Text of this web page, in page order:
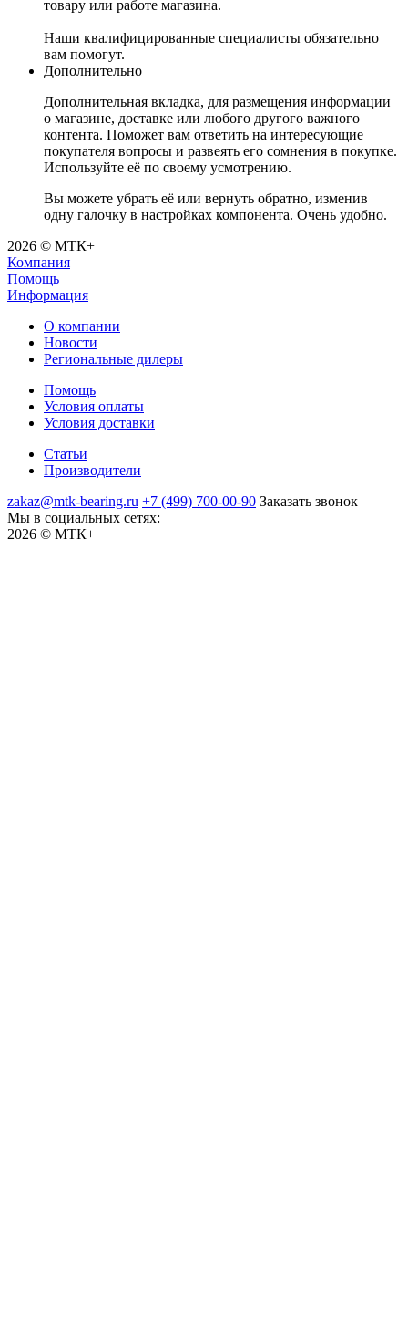
товару или работе магазина.
Наши квалифицированные специалисты обязательно
вам помогут.
Дополнительно
Дополнительная вкладка, для размещения информации
о магазине, доставке или любого другого важного
контента. Поможет вам ответить на интересующие
покупателя вопросы и развеять его сомнения в покупке.
Используйте её по своему усмотрению.
Вы можете убрать её или вернуть обратно, изменив
одну галочку в настройках компонента. Очень удобно.
2026 © МТК+
Компания
Помощь
Информация
О компании
Новости
Региональные дилеры
Помощь
Условия оплаты
Условия доставки
Статьи
Производители
zakaz@mtk-bearing.ru +7 (499) 700-00-90 Заказать звонок
Мы в социальных сетях:
2026 © МТК+